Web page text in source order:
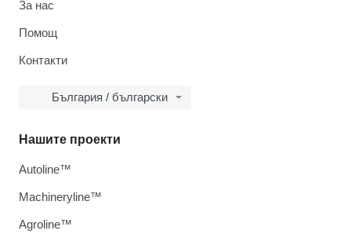
За нас
Помощ
Контакти
България / български
Нашите проекти
Autoline™
Machineryline™
Agroline™